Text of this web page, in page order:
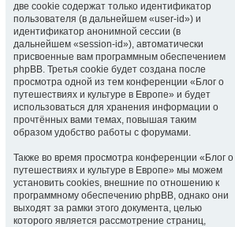
две cookie содержат только идентификатор
пользователя (в дальнейшем «user-id») и
идентификатор анонимной сессии (в
дальнейшем «session-id»), автоматически
присвоенные вам программным обеспечением
phpBB. Третья cookie будет создана после
просмотра одной из тем конференции «Блог о
путешествиях и культуре в Европе» и будет
использоваться для хранения информации о
прочтённых вами темах, повышая таким
образом удобство работы с форумами.
Также во время просмотра конференции «Блог о
путешествиях и культуре в Европе» мы можем
установить cookies, внешние по отношению к
программному обеспечению phpBB, однако они
выходят за рамки этого документа, целью
которого является рассмотрение страниц,